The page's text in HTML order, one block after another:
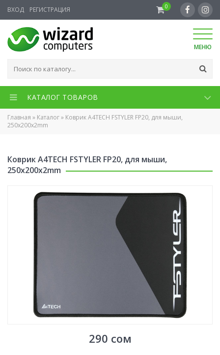
ВХОД РЕГИСТРАЦИЯ 0
МЕНЮ
КАТАЛОГ ТОВАРОВ
Главная » Каталог» Коврик A4TECH FSTYLER FP20, для мыши,
250x200x2mm
Коврик A4TECH FSTYLER FP20, для мыши,
250x200x2mm
290 сом